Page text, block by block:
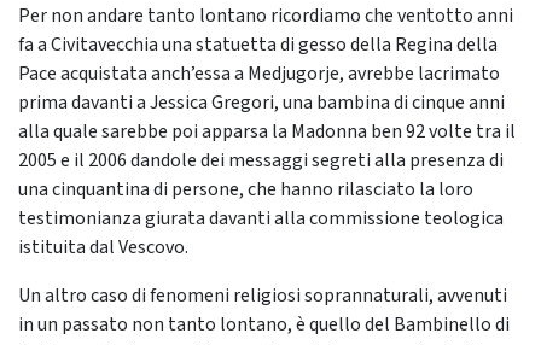
Per non andare tanto lontano ricordiamo che ventotto anni
fa a Civitavecchia una statuetta di gesso della Regina della
Pace acquistata anch’essa a Medjugorje, avrebbe lacrimato
prima davanti a Jessica Gregori, una bambina di cinque anni
alla quale sarebbe poi apparsa la Madonna ben 92 volte tra il
2005 e il 2006 dandole dei messaggi segreti alla presenza di
una cinquantina di persone, che hanno rilasciato la loro
testimonianza giurata davanti alla commissione teologica
istituita dal Vescovo.
Un altro caso di fenomeni religiosi soprannaturali, avvenuti
in un passato non tanto lontano, è quello del Bambinello di